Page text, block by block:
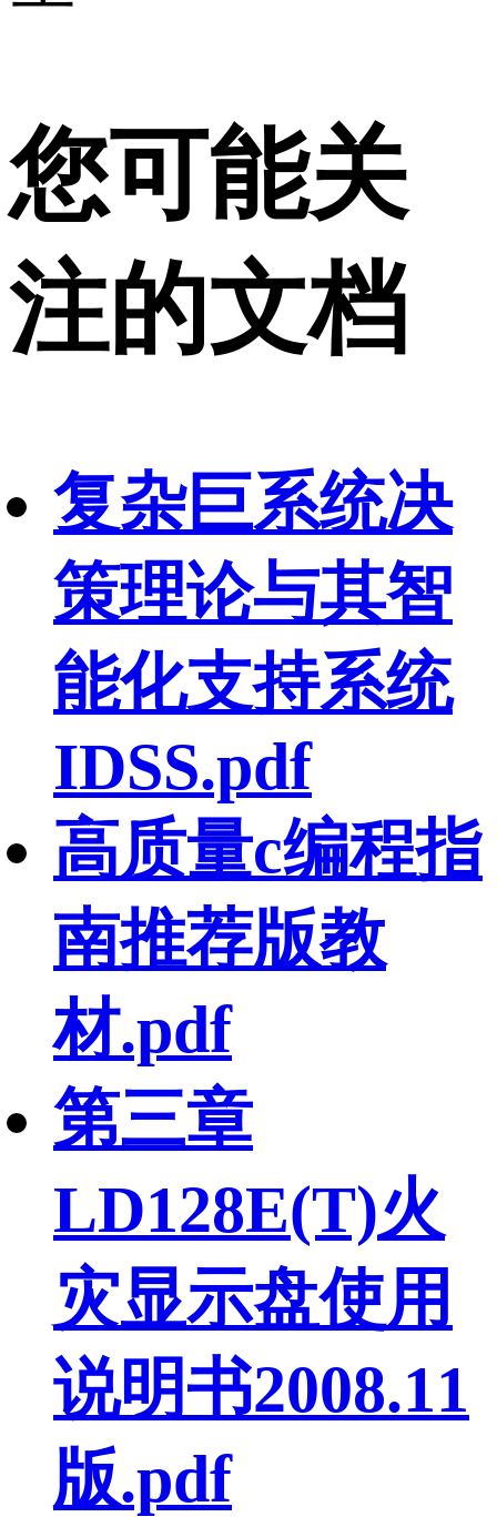
您可能关
注的文档
复杂巨系统决
策理论与其智
能化支持系统
IDSS.pdf
高质量c编程指
南推荐版教
材.pdf
第三章
LD128E(T)火
灾显示盘使用
说明书2008.11
版.pdf